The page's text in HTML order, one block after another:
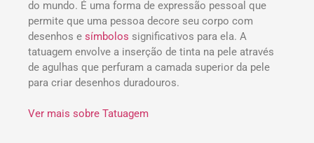
do mundo. É uma forma de expressão pessoal que
permite que uma pessoa decore seu corpo com
desenhos e símbolos significativos para ela. A
tatuagem envolve a inserção de tinta na pele através
de agulhas que perfuram a camada superior da pele
para criar desenhos duradouros.
Ver mais sobre Tatuagem